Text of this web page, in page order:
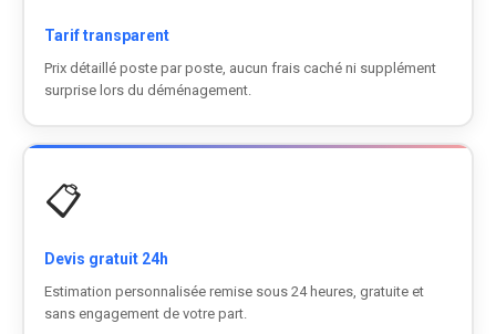
Tarif transparent
Prix détaillé poste par poste, aucun frais caché ni supplément
surprise lors du déménagement.
📋
Devis gratuit 24h
Estimation personnalisée remise sous 24 heures, gratuite et
sans engagement de votre part.